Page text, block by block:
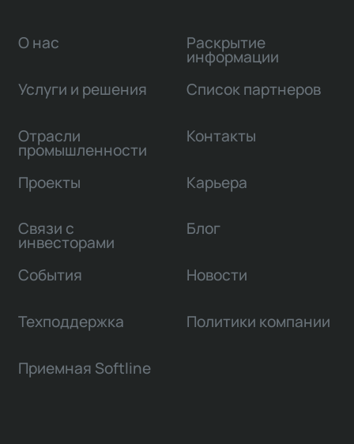
О нас
Услуги и решения
Отрасли
промышленности
Проекты
Связи с
инвесторами
Раскрытие
информации
Список партнеров
Контакты
Карьера
Блог
События Новости
Техподдержка Политики компании
Приемная Softline